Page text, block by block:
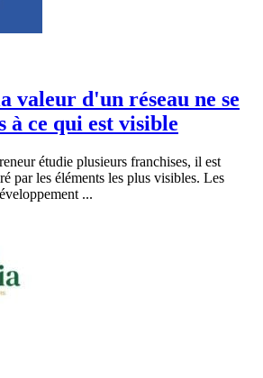
valeur d'un réseau ne se
à ce qui est visible
étudie plusieurs franchises, il est
par les éléments les plus visibles. Les
...